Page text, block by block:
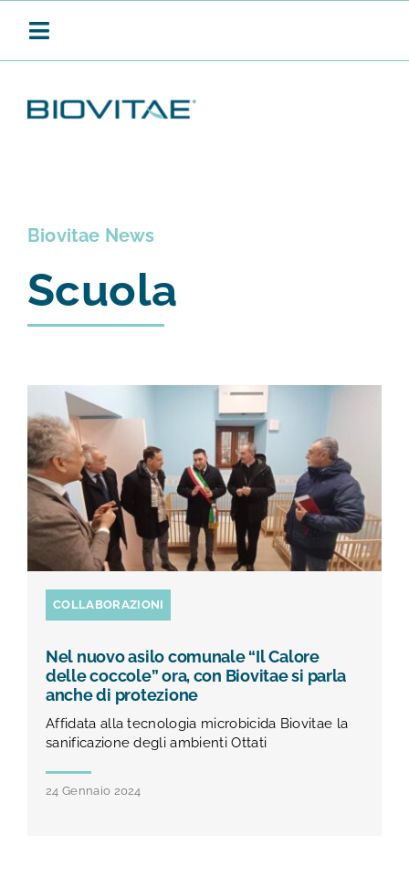
Toggle
PRODOTTI
TEST E STUDI
CHI SIAMO
NEWS
RISORSE
FAQ
CONTATTI
AREA RISERVATA
Biovitae News
Scuola
COLLABORAZIONI
Nel nuovo asilo comunale “Il Calore
delle coccole” ora, con Biovitae si parla
anche di protezione
Affidata alla tecnologia microbicida Biovitae la
sanificazione degli ambienti Ottati
24 Gennaio 2024